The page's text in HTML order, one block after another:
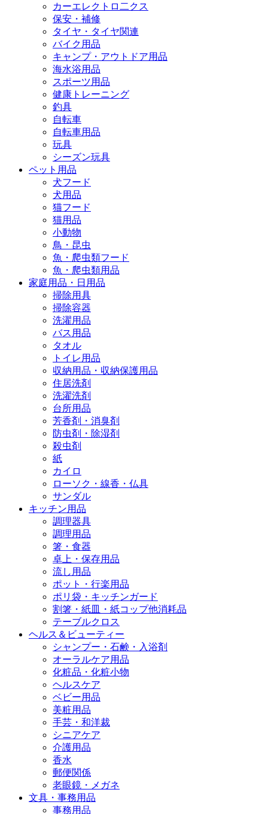
カーエレクトロ二クス
保安・補修
タイヤ・タイヤ関連
バイク用品
キャンプ・アウトドア用品
海水浴用品
スポーツ用品
健康トレーニング
釣具
自転車
自転車用品
玩具
シーズン玩具
ペット用品
犬フード
犬用品
猫フード
猫用品
小動物
鳥・昆虫
魚・爬虫類フード
魚・爬虫類用品
家庭用品・日用品
掃除用具
掃除容器
洗濯用品
バス用品
タオル
トイレ用品
収納用品・収納保護用品
住居洗剤
洗濯洗剤
台所用品
芳香剤・消臭剤
防虫剤・除湿剤
殺虫剤
紙
カイロ
ローソク・線香・仏具
サンダル
キッチン用品
調理器具
調理用品
箸・食器
卓上・保存用品
流し用品
ポット・行楽用品
ポリ袋・キッチンガード
割箸・紙皿・紙コップ他消耗品
テーブルクロス
ヘルス＆ビューティー
シャンプー・石鹸・入浴剤
オーラルケア用品
化粧品・化粧小物
ヘルスケア
ベビー用品
美粧用品
手芸・和洋裁
シニアケア
介護用品
香水
郵便関係
老眼鏡・メガネ
文具・事務用品
事務用品